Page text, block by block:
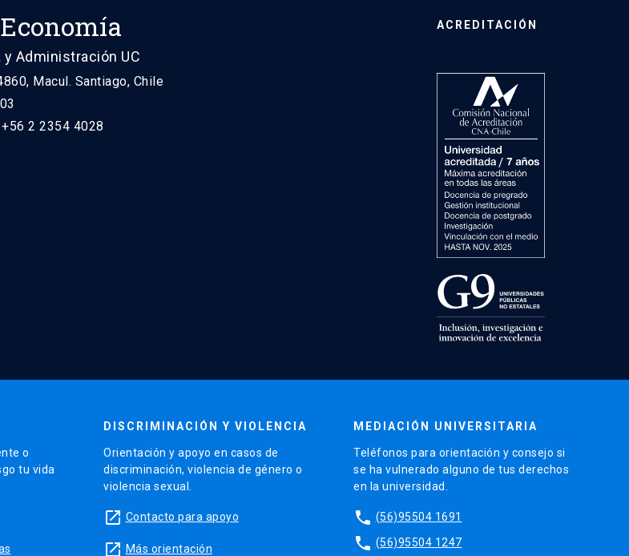
Administración UC
Macul. Santiago, Chile
2 2354 4028
ACREDITACIÓN
o
tu vida
DISCRIMINACIÓN Y VIOLENCIA
Orientación y apoyo en casos de
discriminación, violencia de género o
violencia sexual.
launch Contacto para apoyo
launch Más orientación
MEDIACIÓN UNIVERSITARIA
Teléfonos para orientación y consejo si
se ha vulnerado alguno de tus derechos
en la universidad.
phone (56)95504 1691
phone (56)95504 1247